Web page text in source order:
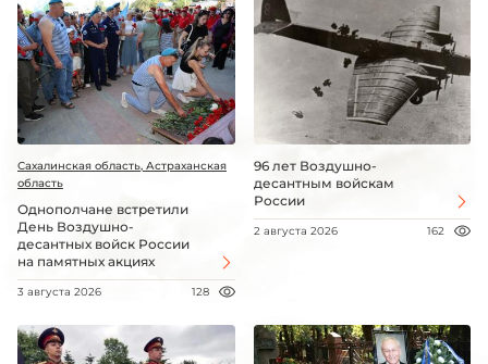
Сахалинская область, Астраханская
область
Однополчане встретили
День Воздушно-
десантных войск России
на памятных акциях
3 августа 2026 128
96 лет Воздушно-
десантным войскам
России
2 августа 2026 162